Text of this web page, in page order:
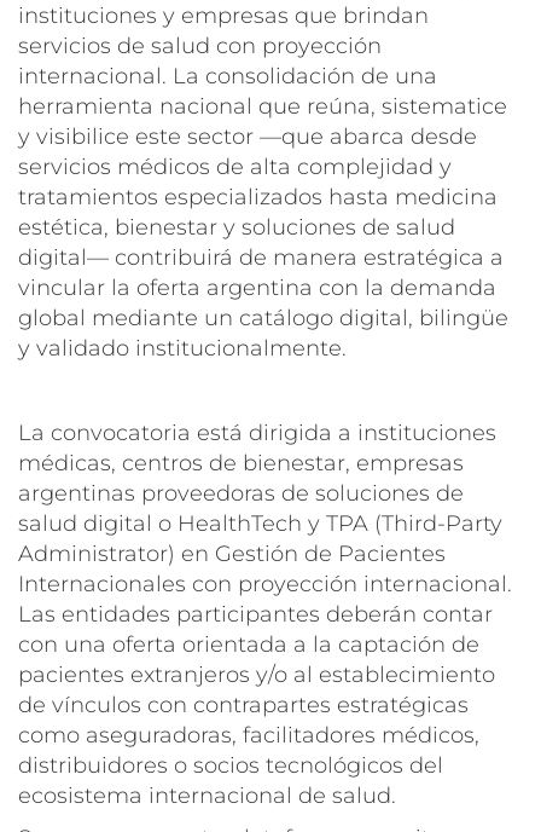
instituciones y empresas que brindan
servicios de salud con proyección
internacional. La consolidación de una
herramienta nacional que reúna, sistematice
y visibilice este sector —que abarca desde
servicios médicos de alta complejidad y
tratamientos especializados hasta medicina
estética, bienestar y soluciones de salud
digital— contribuirá de manera estratégica a
vincular la oferta argentina con la demanda
global mediante un catálogo digital, bilingüe
y validado institucionalmente.
La convocatoria está dirigida a instituciones
médicas, centros de bienestar, empresas
argentinas proveedoras de soluciones de
salud digital o HealthTech y TPA (Third-Party
Administrator) en Gestión de Pacientes
Internacionales con proyección internacional.
Las entidades participantes deberán contar
con una oferta orientada a la captación de
pacientes extranjeros y/o al establecimiento
de vínculos con contrapartes estratégicas
como aseguradoras, facilitadores médicos,
distribuidores o socios tecnológicos del
ecosistema internacional de salud.